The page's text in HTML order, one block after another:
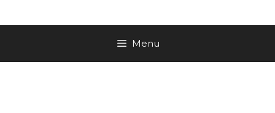
Menu